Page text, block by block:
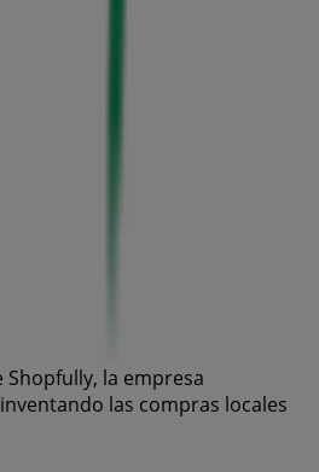
la empresa
las compras locales